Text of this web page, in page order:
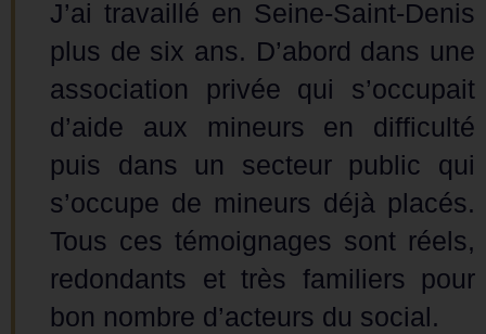
J’ai travaillé en Seine-Saint-Denis
plus de six ans. D’abord dans une
association privée qui s’occupait
d’aide aux mineurs en difficulté
puis dans un secteur public qui
s’occupe de mineurs déjà placés.
Tous ces témoignages sont réels,
redondants et très familiers pour
bon nombre d’ac­teurs du social.